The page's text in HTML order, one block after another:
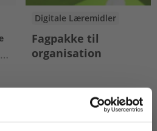
Balalli Dégas
Digitale Læremidler
Fagpakke til
organisation